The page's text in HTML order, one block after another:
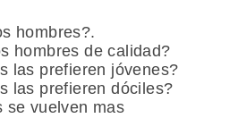
hombres?.
hombres de calidad?
las prefieren jóvenes?
las prefieren dóciles?
se vuelven mas